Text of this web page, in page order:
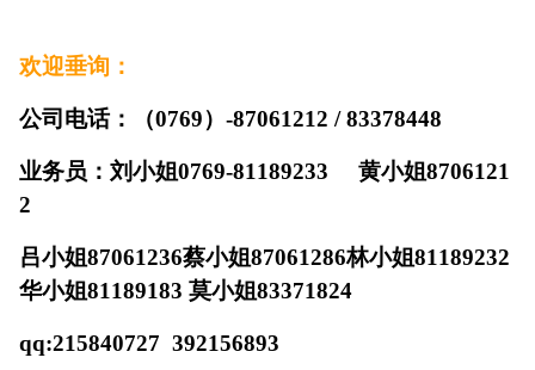
欢迎垂询：
公司电话：（0769）-87061212 / 83378448
业务员：刘小姐0769-81189233 黄小姐8706121
2
吕小姐87061236蔡小姐87061286林小姐81189232
华小姐81189183 莫小姐83371824
qq:215840727 392156893